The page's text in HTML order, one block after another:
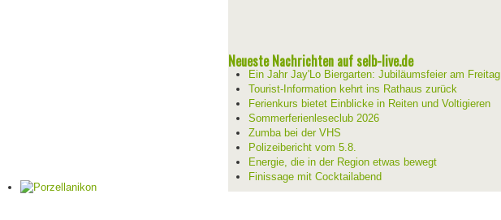
Neueste Nachrichten auf selb-live.de
Ein Jahr Jay'Lo Biergarten: Jubiläumsfeier am Freitag
Tourist-Information kehrt ins Rathaus zurück
Ferienkurs bietet Einblicke in Reiten und Voltigieren
Sommerferienleseclub 2026
Zumba bei der VHS
Polizeibericht vom 5.8.
Energie, die in der Region etwas bewegt
Finissage mit Cocktailabend